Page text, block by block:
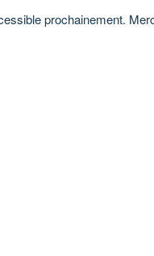
prochainement.